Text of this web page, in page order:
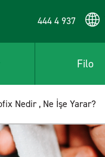
444 4 937
Filo
Nedir , Ne İşe Yarar?